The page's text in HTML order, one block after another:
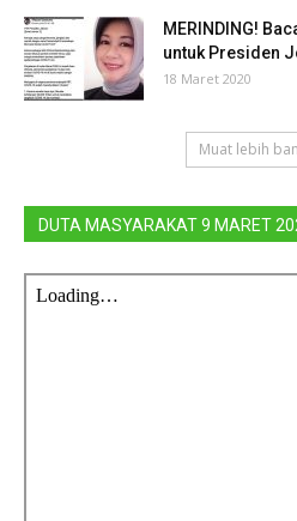
MERINDING!
untuk Presiden
18 Maret 2020
Muat lebih
DUTA MASYARAKAT 9 MARET